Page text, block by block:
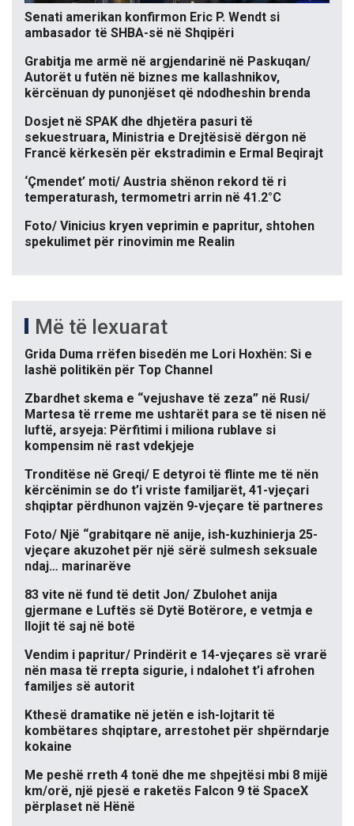
Senati amerikan konfirmon Eric P. Wendt si
ambasador të SHBA-së në Shqipëri
Grabitja me armë në argjendarinë në Paskuqan/
Autorët u futën në biznes me kallashnikov,
kërcënuan dy punonjëset që ndodheshin brenda
Dosjet në SPAK dhe dhjetëra pasuri të
sekuestruara, Ministria e Drejtësisë dërgon në
Francë kërkesën për ekstradimin e Ermal Beqirajt
‘Çmendet’ moti/ Austria shënon rekord të ri
temperaturash, termometri arrin në 41.2°C
Foto/ Vinicius kryen veprimin e papritur, shtohen
spekulimet për rinovimin me Realin
Më të lexuarat
Grida Duma rrëfen bisedën me Lori Hoxhën: Si e
lashë politikën për Top Channel
Zbardhet skema e “vejushave të zeza” në Rusi/
Martesa të rreme me ushtarët para se të nisen në
luftë, arsyeja: Përfitimi i miliona rublave si
kompensim në rast vdekjeje
Tronditëse në Greqi/ E detyroi të flinte me të nën
kërcënimin se do t’i vriste familjarët, 41-vjeçari
shqiptar përdhunon vajzën 9-vjeçare të partneres
Foto/ Një “grabitqare në anije, ish-kuzhinierja 25-
vjeçare akuzohet për një sërë sulmesh seksuale
ndaj… marinarëve
83 vite në fund të detit Jon/ Zbulohet anija
gjermane e Luftës së Dytë Botërore, e vetmja e
llojit të saj në botë
Vendim i papritur/ Prindërit e 14-vjeçares së vrarë
nën masa të rrepta sigurie, i ndalohet t’i afrohen
familjes së autorit
Kthesë dramatike në jetën e ish-lojtarit të
kombëtares shqiptare, arrestohet për shpërndarje
kokaine
Me peshë rreth 4 tonë dhe me shpejtësi mbi 8 mijë
km/orë, një pjesë e raketës Falcon 9 të SpaceX
përplaset në Hënë